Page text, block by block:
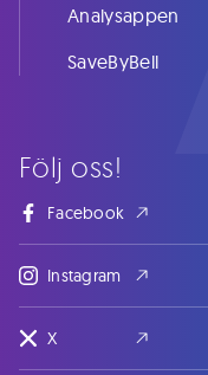
Följ oss!
Facebook
Instagram
X
Analysappen
SaveByBell